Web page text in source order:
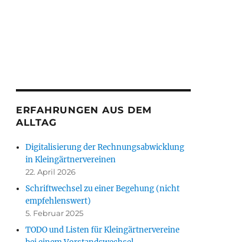
ERFAHRUNGEN AUS DEM
ALLTAG
Digitalisierung der Rechnungsabwicklung
in Kleingärtnervereinen
22. April 2026
Schriftwechsel zu einer Begehung (nicht
empfehlenswert)
5. Februar 2025
TODO und Listen für Kleingärtnervereine